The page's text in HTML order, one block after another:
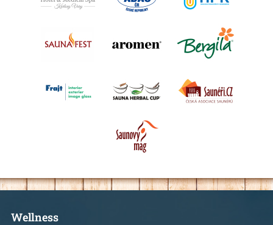
Kalendář událostí
Odebírejte náš newsletter
Kontakt
Informace
Wellness